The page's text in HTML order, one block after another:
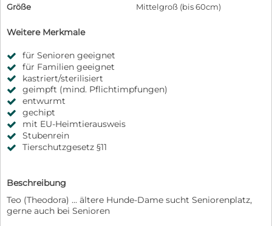
Größe
Mittelgroß (bis 60cm)
Weitere Merkmale
für Senioren geeignet
für Familien geeignet
kastriert/sterilisiert
geimpft (mind. Pflichtimpfungen)
entwurmt
gechipt
mit EU-Heimtierausweis
Stubenrein
Tierschutzgesetz §11
Beschreibung
Teo (Theodora) ... ältere Hunde-Dame sucht Seniorenplatz,
gerne auch bei Senioren